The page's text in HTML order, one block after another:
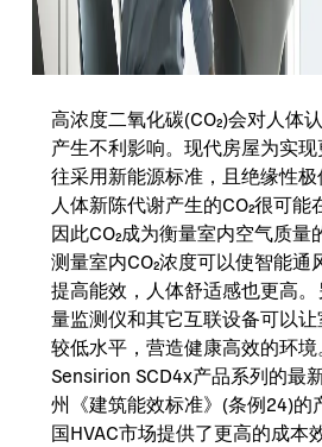
高浓度二氧化碳(CO₂)会对人体
产生不利影响。现代房屋为实
往采用新能源标准，且绝缘性极
人体新陈代谢产生的CO₂很可能
因此CO₂成为衡量室内空气质量
测量室内CO₂浓度可以使智能通
提高能效，人体舒适感也更高
量监测仪和其它互联设备可以让
较低水平，营造健康高效的环境
Sensirion SCD4x产品系列的最
州《建筑能效标准》(条例24)的
国HVAC市场提供了更高的成本